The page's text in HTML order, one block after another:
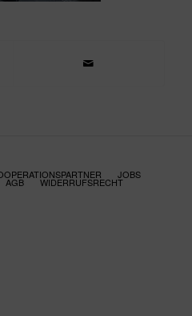
JOBS
AGB WIDERRUFSRECHT